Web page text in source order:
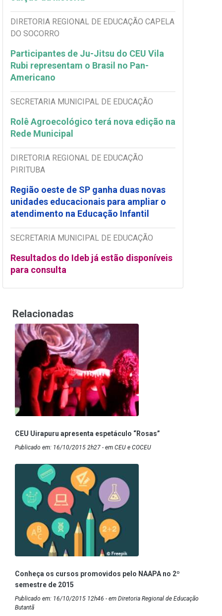
DIRETORIA REGIONAL DE EDUCAÇÃO CAPELA
DO SOCORRO
Participantes de Ju-Jitsu do CEU Vila
Rubi representam o Brasil no Pan-
Americano
SECRETARIA MUNICIPAL DE EDUCAÇÃO
Rolê Agroecológico terá nova edição na
Rede Municipal
DIRETORIA REGIONAL DE EDUCAÇÃO
PIRITUBA
Região oeste de SP ganha duas novas
unidades educacionais para ampliar o
atendimento na Educação Infantil
SECRETARIA MUNICIPAL DE EDUCAÇÃO
Resultados do Ideb já estão disponíveis
para consulta
Relacionadas
CEU Uirapuru apresenta espetáculo “Rosas”
Publicado em: 16/10/2015 2h27 - em CEU e COCEU
Conheça os cursos promovidos pelo NAAPA no 2º
semestre de 2015
Publicado em: 16/10/2015 12h46 - em Diretoria Regional de Educação
Butantã